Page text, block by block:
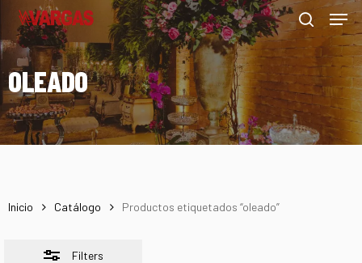
Skip
main
content
search
Menu
OLEADO
Inicio Catálogo Productos etiquetados “oleado”
Filters
Close
Filters
Menu